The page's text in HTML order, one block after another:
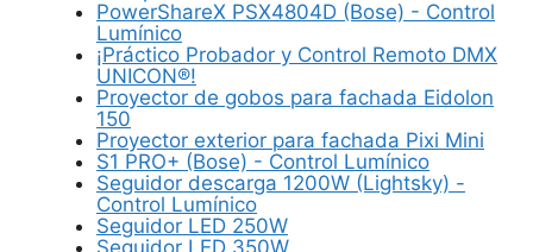
PowerShareX PSX4804D (Bose) - Control
Lumínico
¡Práctico Probador y Control Remoto DMX
UNICON®!
Proyector de gobos para fachada Eidolon
150
Proyector exterior para fachada Pixi Mini
S1 PRO+ (Bose) - Control Lumínico
Seguidor descarga 1200W (Lightsky) -
Control Lumínico
Seguidor LED 250W
Seguidor LED 350W